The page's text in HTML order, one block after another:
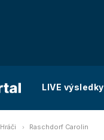
LIVE výsledky
Hráči Raschdorf Carolin